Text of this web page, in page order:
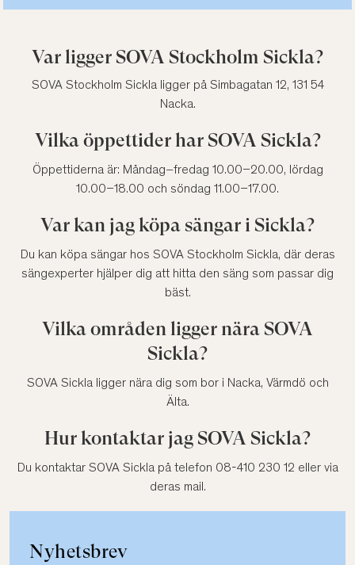
Var ligger SOVA Stockholm Sickla?
SOVA Stockholm Sickla ligger på Simbagatan 12, 131 54
Nacka.
Vilka öppettider har SOVA Sickla?
Öppettiderna är: Måndag–fredag 10.00–20.00, lördag
10.00–18.00 och söndag 11.00–17.00.
Var kan jag köpa sängar i Sickla?
Du kan köpa sängar hos SOVA Stockholm Sickla, där deras
sängexperter hjälper dig att hitta den säng som passar dig
bäst.
Vilka områden ligger nära SOVA
Sickla?
SOVA Sickla ligger nära dig som bor i Nacka, Värmdö och
Älta.
Hur kontaktar jag SOVA Sickla?
Du kontaktar SOVA Sickla på telefon 08-410 230 12 eller via
deras mail.
Nyhetsbrev